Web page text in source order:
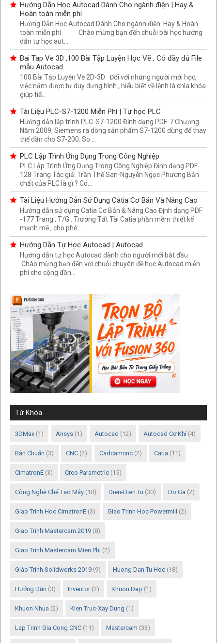
Hướng Dẫn Học Autocad Dành Cho ngành điện | Hay &
Hoàn toàn miễn phí
Hướng Dẫn Học Autocad Dành Cho ngành điện Hay & Hoàn
toàn miễn phí Chào mừng bạn đến chuỗi bài học hướng
dẫn tự học aut...
Bai Tap Ve 3D ,100 Bài Tập Luyện Học Vẽ , Có đầy đủ File
mẫu Autocad
100 Bài Tập Luyện Vẽ 2D-3D Đối với những người mới học,
việc nắm được tư duy dựng hình , hiểu biết về lệnh là chìa khóa
giúp tiế...
Tài Liệu PLC-S7-1200 Miễn Phí | Tự học PLC
Hướng dẫn lập trình PLC-S7-1200 Định dạng PDF-7 Chương
Năm 2009, Siemens ra dòng sản phẩm S7-1200 dùng để thay
thế dần cho S7-200. So ...
PLC Lập Trình Ứng Dụng Trong Công Nghiệp
PLC Lập Trình Ứng Dụng Trong Công Nghiệp Định dạng PDF-
128 Trang Tác giả: Trần Thế San-Nguyễn Ngọc Phương Bản
chất của PLC là gì ? Có...
Tài Liệu Hướng Dẫn Sử Dụng Catia Cơ Bản Và Nâng Cao
Hướng dẫn sử dụng Catia Cơ Bản & Nâng Cao Định dạng PDF
-177 Trang , T/G : Trương Tất Tài Catia phần mềm thiết kế
mạnh mẽ , cho phé...
Hướng Dẫn Tự Học Autocad | Autocad
Hướng dẫn tự học Autocad dành cho người mới bắt đầu
Chào mừng bạn đến với chuỗi chuyên đề học Autocad miễn
phí cho cộng đồn...
Từ Khóa
3DMax (1) Ansys (1) Autocad (12) Autocad Cơ Khí (4)
Bản Chuẩn (3) CNC (2) Cadcamcnc (2) Catia (11)
CimatronE (3) Creo Parametric (15)
Công Nghệ Chế Tạo Máy (10) Dien-Dien Tu (30) Do Ga (2)
Giao Trinh Hoc CimatronE (3) Giao Trinh Hoc Powermill (2)
Giao Trinh Mastercam 2019 (8)
Giao Trinh Mastercam Mien Phi (2)
Giáo Trình Solidworks 2019 (9) Huong Dan Tu Hoc (18)
Hướng Dẫn (3) Inventor (2) Khuon Dap (1)
Khuon Nhua (2) Kien Truc-Xay Dung (1)
Lap Trinh Gia Cong CNC (11) Mastercam (33)